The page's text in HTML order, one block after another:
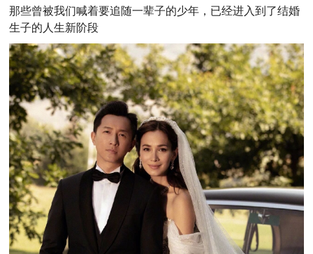
那些曾被我们喊着要追随一辈子的少年，已经进入到了结婚
生子的人生新阶段